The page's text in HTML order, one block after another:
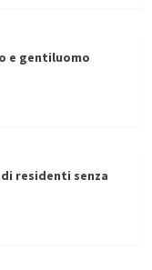
e gentiluomo
residenti senza